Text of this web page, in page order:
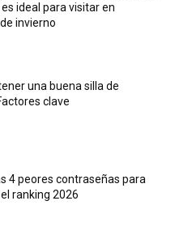
ideal para visitar en
invierno
una buena silla de
clave
4 peores contraseñas para
ranking 2026